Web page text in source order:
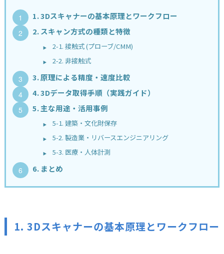
1. 3Dスキャナーの基本原理とワークフロー
2. スキャン方式の種類と特徴
2-1. 接触式 (プローブ/CMM)
2-2. 非接触式
3. 原理による精度・速度比較
4. 3Dデータ取得手順（実践ガイド）
5. 主な用途・活用事例
5-1. 建築・文化財保存
5-2. 製造業・リバースエンジニアリング
5-3. 医療・人体計測
6. まとめ
1. 3Dスキャナーの基本原理とワークフロー